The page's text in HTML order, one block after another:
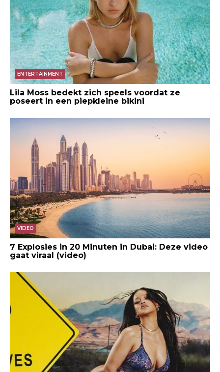
ENTERTAINMENT
Lila Moss bedekt zich speels voordat ze
poseert in een piepkleine bikini
VIDEO
7 Explosies in 20 Minuten in Dubai: Deze video
gaat viraal (video)